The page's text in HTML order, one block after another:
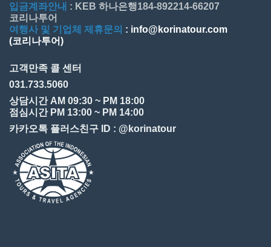
입금계좌안내 : KEB 하나은행184-892214-66207
코리나투어
여행사 및 기업체 제휴문의 : info@korinatour.com
(코리나투어)
고객만족 콜 센터
031.733.5060
상담시간 AM 09:30 ~ PM 18:00
점심시간 PM 13:00 ~ PM 14:00
카카오톡 플러스친구 ID : @korinatour